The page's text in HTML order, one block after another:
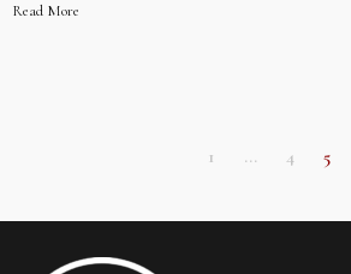
Read More
1 … 4 5